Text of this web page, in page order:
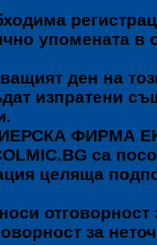
упомената в
ден на
изпратени
ФИРМА
са
целяща
за